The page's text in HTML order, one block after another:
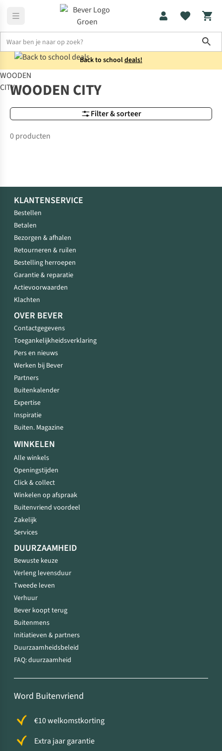
Back to schooldeals!
Merken
WOODEN
CITY
Filter & sorteer
WOODEN CITY
0 producten
KLANTENSERVICE
Bestellen
Betalen
Bezorgen & afhalen
Retourneren & ruilen
Bestelling herroepen
Garantie & reparatie
Actievoorwaarden
Klachten
OVER BEVER
Contactgegevens
Toegankelijkheidsverklaring
Pers en nieuws
Werken bij Bever
Partners
Buitenkalender
Expertise
Inspiratie
Buiten. Magazine
WINKELEN
Alle winkels
Openingstijden
Click & collect
Winkelen op afspraak
Buitenvriend voordeel
Zakelijk
Services
DUURZAAMHEID
Bewuste keuze
Verleng levensduur
Tweede leven
Verhuur
Bever koopt terug
Buitenmens
Initiatieven & partners
Duurzaamheidsbeleid
FAQ: duurzaamheid
Word Buitenvriend
€10 welkomstkorting
Extra jaar garantie